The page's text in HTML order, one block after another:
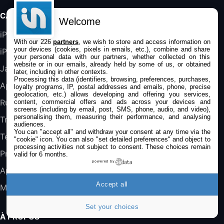
Galaxy S25 FE 6,7\" 5G Nano SIM 128 Go
Blanc
489,99€
DeLonghi ECAM290.22.b
357,4€389,7€Cdiscount (Vendeur Tiers)
Jeu FIFA 20 sur PC (code à télécharger)
45,98€ 57,99€Rue Du Commerce (Vendeur Tiers)
CATÉGORIES
iPhone
iPad
Jailbreak
Applications
Rumeurs
Trucs & astuces
Tests
Promos
Apple
Mac
À PROPOS
Welcome
With our 226partners , we wish to store and access information on
your devices (cookies, pixels in emails, etc.), combine and share
your personal data with our partners, whether collected on this
website or in our emails, already held by some of us, or obtained
later, including in other contexts.
Processing this data (identifiers, browsing, preferences, purchases,
loyalty programs, IP, postal addresses and emails, phone, precise
geolocation, etc.) allows developing and offering you services,
content, commercial offers and ads across your devices and
screens (including by email, post, SMS, phone, audio, and video),
personalising them, measuring their performance, and analysing
audiences.
You can "accept all" and withdraw your consent at any time via the
"cookie" icon. You can also "set detailed preferences" and object to
processing activities not subject to consent. These choices remain
valid for 6 months.
powered by
Set your choices
Accept all